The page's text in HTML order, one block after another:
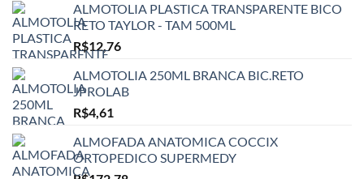
ALMOTOLIA PLASTICA TRANSPARENTE BICO
RETO TAYLOR - TAM 500ML
R$12,76
ALMOTOLIA 250ML BRANCA BIC.RETO
JPROLAB
R$4,61
ALMOFADA ANATOMICA COCCIX
ORTOPEDICO SUPERMEDY